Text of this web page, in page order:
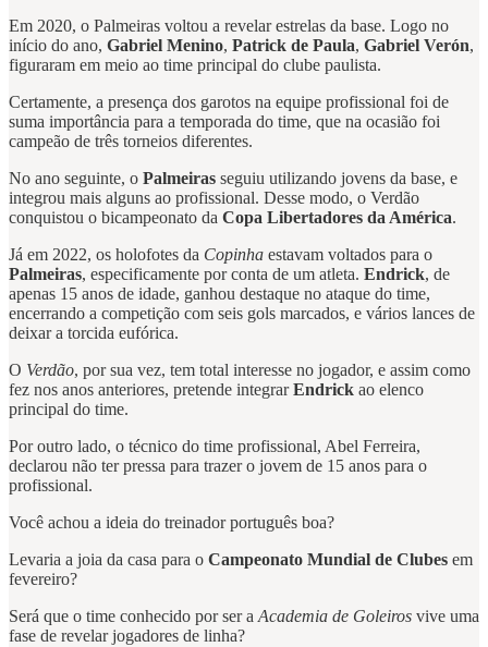
Em 2020, o Palmeiras voltou a revelar estrelas da base. Logo no
início do ano, Gabriel Menino, Patrick de Paula, Gabriel Verón,
figuraram em meio ao time principal do clube paulista.
Certamente, a presença dos garotos na equipe profissional foi de
suma importância para a temporada do time, que na ocasião foi
campeão de três torneios diferentes.
No ano seguinte, o Palmeiras seguiu utilizando jovens da base, e
integrou mais alguns ao profissional. Desse modo, o Verdão
conquistou o bicampeonato da Copa Libertadores da América.
Já em 2022, os holofotes da Copinha estavam voltados para o
Palmeiras, especificamente por conta de um atleta. Endrick, de
apenas 15 anos de idade, ganhou destaque no ataque do time,
encerrando a competição com seis gols marcados, e vários lances de
deixar a torcida eufórica.
O Verdão, por sua vez, tem total interesse no jogador, e assim como
fez nos anos anteriores, pretende integrarEndrick ao elenco
principal do time.
Por outro lado, o técnico do time profissional, Abel Ferreira,
declarou não ter pressa para trazer o jovem de 15 anos para o
profissional.
Você achou a ideia do treinador português boa?
Levaria a joia da casa para o Campeonato Mundial de Clubes em
fevereiro?
Será que o time conhecido por ser a Academia de Goleiros vive uma
fase de revelar jogadores de linha?